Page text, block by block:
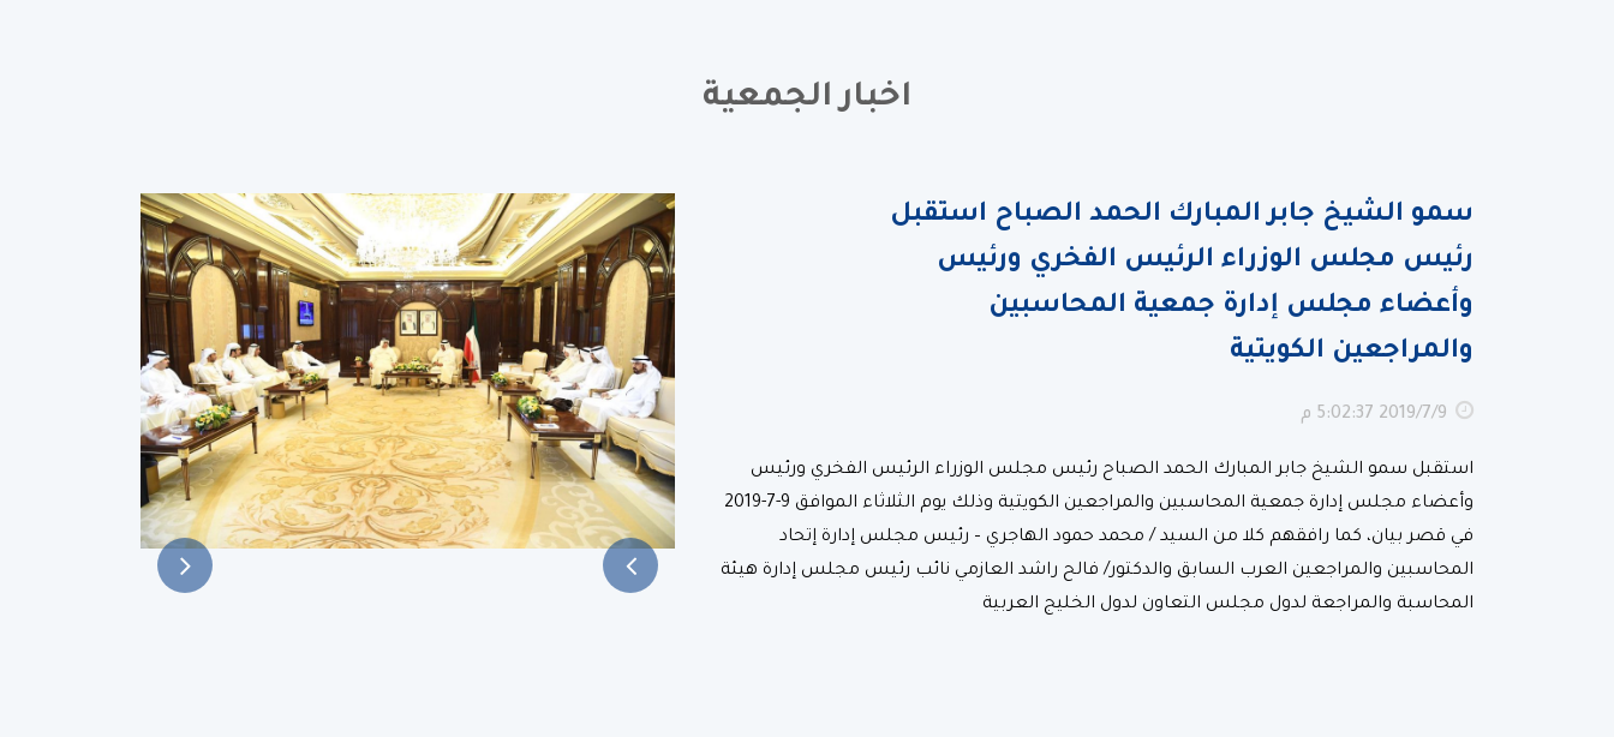
اخبار الجمعية
سمو الشيخ جابر المبارك الحمد الصباح استقبل
رئيس مجلس الوزراء الرئيس الفخري ورئيس
وأعضاء مجلس إدارة جمعية المحاسبين
والمراجعين الكويتية
9‏‏/7‏‏/2019 5:02:37 م
استقبل سمو الشيخ جابر المبارك الحمد الصباح رئيس مجلس الوزراء الرئيس الفخري ورئيس
وأعضاء مجلس إدارة جمعية المحاسبين والمراجعين الكويتية وذلك يوم الثلاثاء الموافق 9-7-2019
في قصر بيان، كما رافقهم كلا من السيد / محمد حمود الهاجري – رئيس مجلس إدارة إتحاد
المحاسبين والمراجعين العرب السابق والدكتور/ فالح راشد العازمي نائب رئيس مجلس إدارة هيئة
المحاسبة والمراجعة لدول مجلس التعاون لدول الخليج العربية